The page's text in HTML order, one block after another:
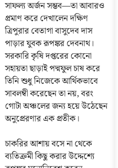
সাফল্য অর্জন সম্ভব—তা আবারও
প্রমাণ করে দেখালেন দক্ষিণ
ত্রিপুরার বেতাগা বাসুদেব দাস
পাড়ার যুবক রূপঙ্কর দেবনাথ।
সরকারি কৃষি দপ্তরের কোনো
সহায়তা ছাড়াই পদ্মফুল চাষ করে
তিনি শুধু নিজেকে আর্থিকভাবে
সাবলম্বী করেছেন তা নয়, বরং
গোটা অঞ্চলের জন্য হয়ে উঠেছেন
অনুপ্রেরণার এক প্রতীক।
চাকরির আশায় বসে না থেকে
ব্যতিক্রমী কিছু করার উদ্দেশ্যে